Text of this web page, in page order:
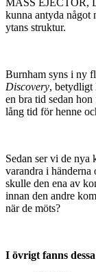
MASS EJECTOR,
kunna antyda något
ytans struktur.
Burnham syns i ny
Discovery, betydligt
en bra tid sedan
lång tid för henne
Sedan ser vi de nya
varandra i händerna
skulle den ena av
innan den andre
när de möts?
I övrigt fanns